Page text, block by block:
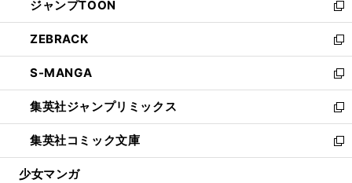
く
で
開
く
ド
ウ
で
開
く
ィ
ン
ド
ウ
で
開
く
い
ウ
ィ
ン
ド
ウ
で
開
く
ジャンプTOON
新
し
い
ウ
ィ
ン
ド
ウ
で
開
ZEBRACK
新
し
い
ウ
ィ
ン
ド
ウ
S-MANGA
新
し
い
ウ
ィ
ン
集英社ジャンプリミックス
新
し
い
ウ
集英社コミック文庫
新
し
少女マンガ